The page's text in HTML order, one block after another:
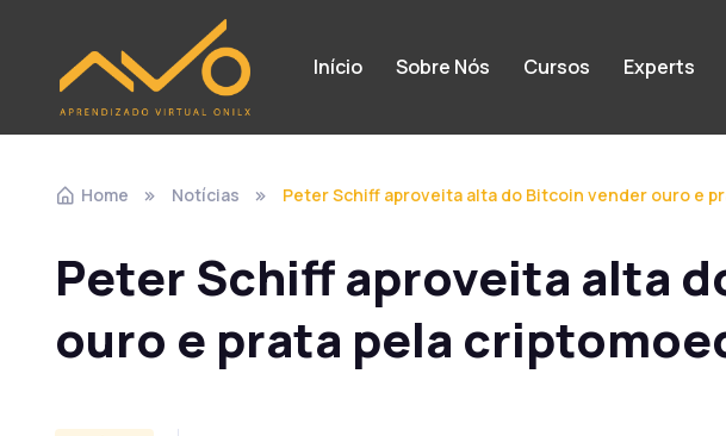
Início Sobre Nós Cursos Experts
Home Notícias Peter Schiff aproveita alta do Bitcoin vender ouro e
Peter Schiff aproveita alta
ouro e prata pela